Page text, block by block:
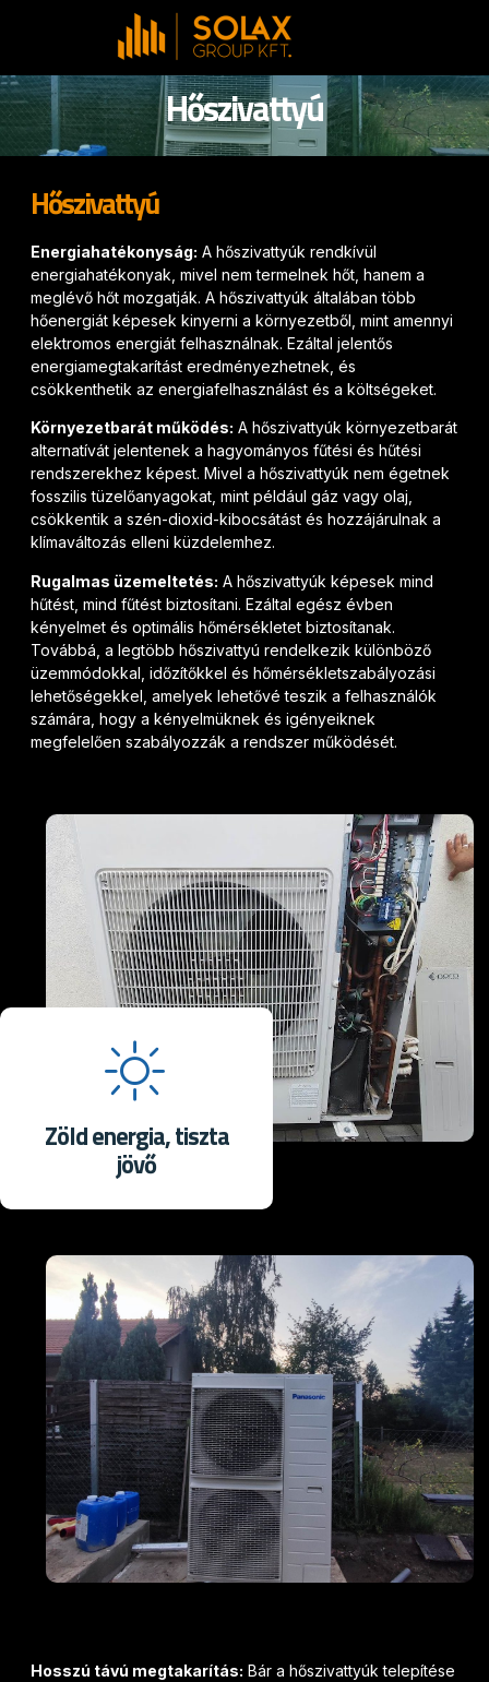
Hőszivattyú
Hőszivattyú
Energiahatékonyság: A hőszivattyúk rendkívül
energiahatékonyak, mivel nem termelnek hőt, hanem a
meglévő hőt mozgatják. A hőszivattyúk általában több
hőenergiát képesek kinyerni a környezetből, mint amennyi
elektromos energiát felhasználnak. Ezáltal jelentős
energiamegtakarítást eredményezhetnek, és
csökkenthetik az energiafelhasználást és a költségeket.
Környezetbarát működés: A hőszivattyúk környezetbarát
alternatívát jelentenek a hagyományos fűtési és hűtési
rendszerekhez képest. Mivel a hőszivattyúk nem égetnek
fosszilis tüzelőanyagokat, mint például gáz vagy olaj,
csökkentik a szén-dioxid-kibocsátást és hozzájárulnak a
klímaváltozás elleni küzdelemhez.
Rugalmas üzemeltetés: A hőszivattyúk képesek mind
hűtést, mind fűtést biztosítani. Ezáltal egész évben
kényelmet és optimális hőmérsékletet biztosítanak.
Továbbá, a legtöbb hőszivattyú rendelkezik különböző
üzemmódokkal, időzítőkkel és hőmérsékletszabályozási
lehetőségekkel, amelyek lehetővé teszik a felhasználók
számára, hogy a kényelmüknek és igényeiknek
megfelelően szabályozzák a rendszer működését.
Zöld energia, tiszta
jövő
Hosszú távú megtakarítás: Bár a hőszivattyúk telepítése